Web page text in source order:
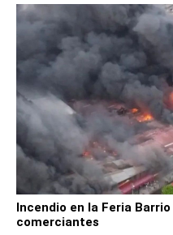
Incendio en la Feria
comerciantes